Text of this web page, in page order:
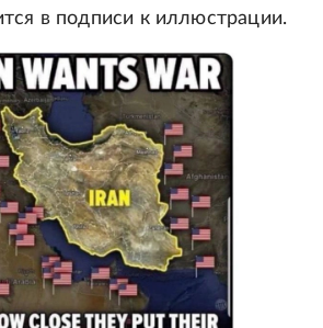
в подписи к иллюстрации.